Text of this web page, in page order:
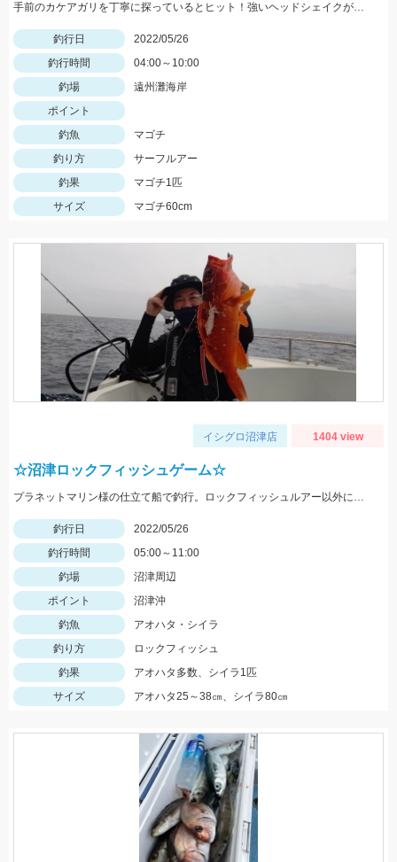
手前のカケアガリを丁寧に探っているとヒット！強いヘッドシェイクがたまりません！
釣行日
2022/05/26
釣行時間
04:00～10:00
釣場
遠州灘海岸
ポイント
釣魚
マゴチ
釣り方
サーフルアー
釣果
マゴチ1匹
サイズ
マゴチ60cm
イシグロ沼津店 1404 view
☆沼津ロックフィッシュゲーム☆
プラネットマリン様の仕立て船で釣行。ロックフィッシュルアー以外にもテンヤやジグ、キャスティングなどその場に応じて色々な釣りが出来ました。
釣行日
2022/05/26
釣行時間
05:00～11:00
釣場
沼津周辺
ポイント
沼津沖
釣魚
アオハタ・シイラ
釣り方
ロックフィッシュ
釣果
アオハタ多数、シイラ1匹
サイズ
アオハタ25～38㎝、シイラ80㎝